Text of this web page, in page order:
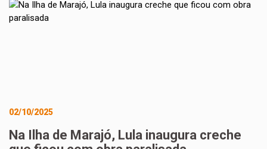
02/10/2025
Na Ilha de Marajó, Lula inaugura creche